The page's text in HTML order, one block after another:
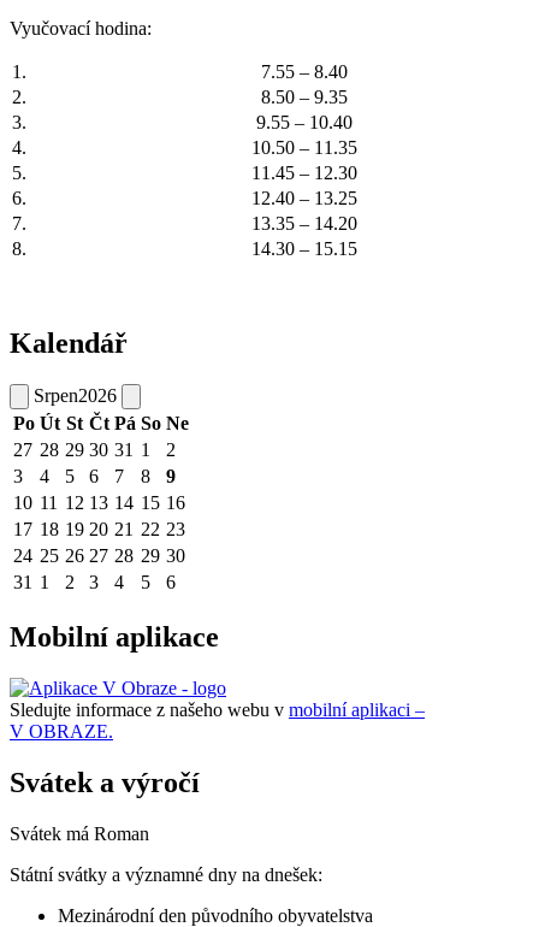
Vyučovací hodina:
1.
7.55 – 8.40
2.
8.50 – 9.35
3.
9.55 – 10.40
4.
10.50 – 11.35
5.
11.45 – 12.30
6.
12.40 – 13.25
7.
13.35 – 14.20
8.
14.30 – 15.15
Kalendář
Srpen2026
Po Út St Čt Pá So Ne
27 28 29 30 31 1
2
3
4 5 6 7 8
9
10 11 12 13 14 15 16
17 18 19 20 21 22 23
24 25 26 27 28 29 30
31 1 2 3 4 5 6
Mobilní aplikace
Sledujte informace z našeho webu v mobilní aplikaci –
V OBRAZE.
Svátek a výročí
Svátek má Roman
Státní svátky a významné dny na dnešek:
Mezinárodní den původního obyvatelstva